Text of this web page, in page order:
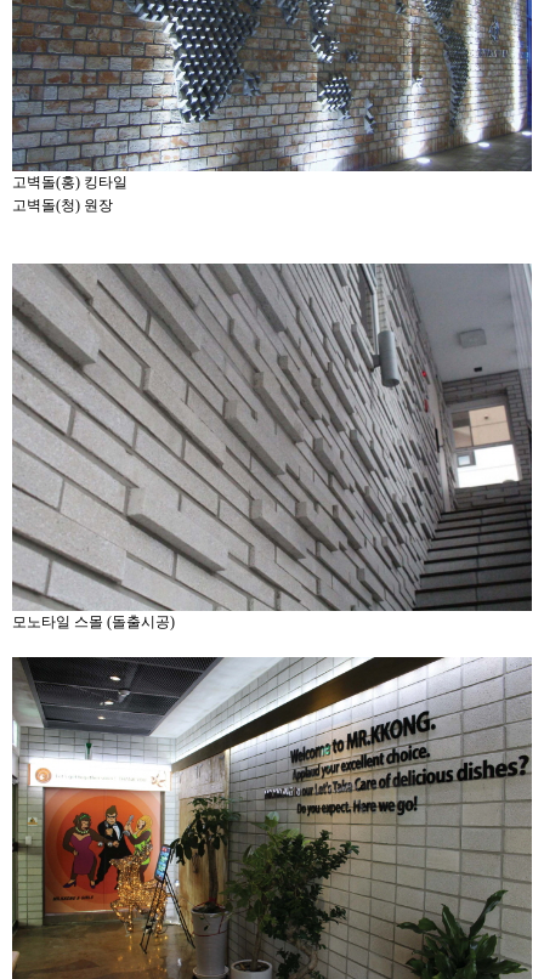
고벽돌(홍) 킹타일
고벽돌(청) 원장
모노타일 스몰 (돌출시공)